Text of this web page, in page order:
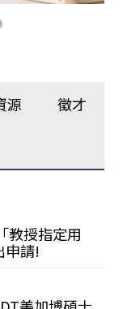
源 徵才
教授指定用
申請!